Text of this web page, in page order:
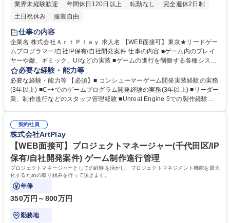
業界未経験歓迎
年間休日120日以上 転勤なし
完全週休2日制
土日祝休み
服装自由
仕事の内容
企業名 株式会社ＡｒｔＰｌａｙ 求人名 【WEB面接可】東京★リードゲー
ムプログラマー/自社IP保有/自社開発案件 仕事の内容 ■ゲーム内のプレイ
ヤーや敵、ギミック、UIなどの実装 ■ゲームの進行を制御する各種システ
ムの実装 ■ゲームコンテンツ・レベル要素の実装 ■企画の実現性、開発工
数、企画への改善案提案 ■開発技術のスキルアップ、ノウハウ共有 ■マネ
ジメント 主にVisualStudio上でC++言語を使用しての業務となります。ゲ
ームを面白くしていくためのアイディア出しや提案も重要な業務となりま
接可】東京★リードゲームプログラマー/自社IP保有/自社開発案件
必要な経験・能力等
必要な経験・能力等 【必須】■ コンシューマーゲーム開発実装経験の実務
(3年以上) ■C++でのゲームプログラム開発経験の実務(3年以上) ■リーダー
業、制作進行などのスタッフ管理経験 ■Unreal Engine 5での製作経験
ている方 ・自身の技術を活かしつつ、ゲームを面白くしていきたいという
方 ・ゲームを面白くするためのアイディア出しや提案をしていきたい方
・ゲームのクオリティ向上や完成に向けて、責任のある立場で貢献したい
方 学歴・資格 学歴：大学院 大学 高専 短大 専修学校 高校 語学力： 資
格：
契約社員
株式会社ArtPlay
【WEB面接可】プロジェクトマネージャー(千代田区/IP
保有/自社開発案件) ゲーム制作進行管理
プロジェクトマネージャーとしての経験を活かし、プロジェクトマネジメント機能を最大
化するための取り組みを行って頂きます。
年俸
350万円～800万円
勤務地